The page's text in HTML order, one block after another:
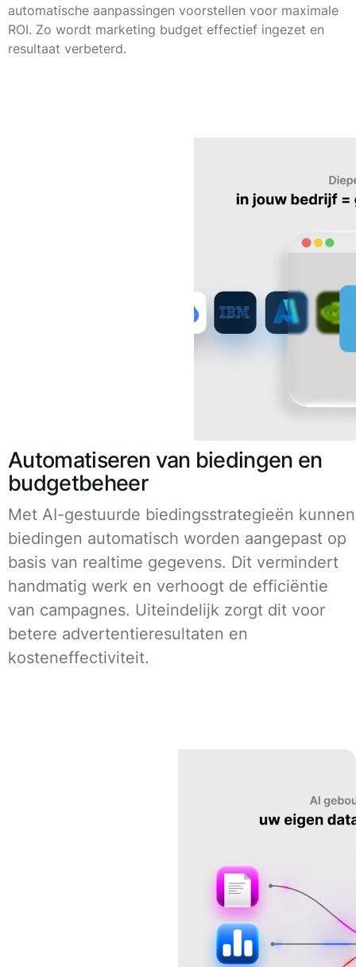
automatische aanpassingen voorstellen voor maximale
ROI. Zo wordt marketing budget effectief ingezet en
resultaat verbeterd.
Automatiseren van biedingen en
budgetbeheer
Met AI-gestuurde biedingsstrategieën kunnen
biedingen automatisch worden aangepast op
basis van realtime gegevens. Dit vermindert
handmatig werk en verhoogt de efficiëntie
van campagnes. Uiteindelijk zorgt dit voor
betere advertentieresultaten en
kosteneffectiviteit.